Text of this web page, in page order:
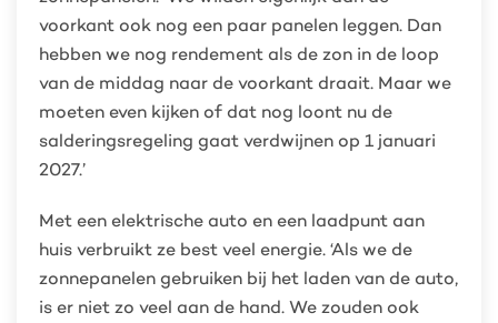
voorkant ook nog een paar panelen leggen. Dan
hebben we nog rendement als de zon in de loop
van de middag naar de voorkant draait. Maar we
moeten even kijken of dat nog loont nu de
salderingsregeling gaat verdwijnen op 1 januari
2027.’
Met een elektrische auto en een laadpunt aan
huis verbruikt ze best veel energie. ‘Als we de
zonnepanelen gebruiken bij het laden van de auto,
is er niet zo veel aan de hand. We zouden ook